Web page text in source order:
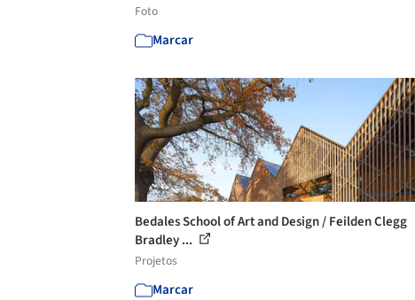
Foto
Marcar
Bedales School of Art and Design / Feilden Clegg
Bradley ...
Projetos
Marcar